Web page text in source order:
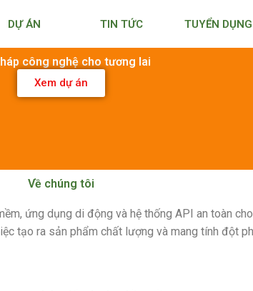
DỰ ÁN TIN TỨC TUYỂN DỤNG
công nghệ cho tương lai
Xem dự án
Về chúng tôi
ứng dụng di động và hệ thống API an toàn
tạo ra sản phẩm chất lượng và mang tính đột